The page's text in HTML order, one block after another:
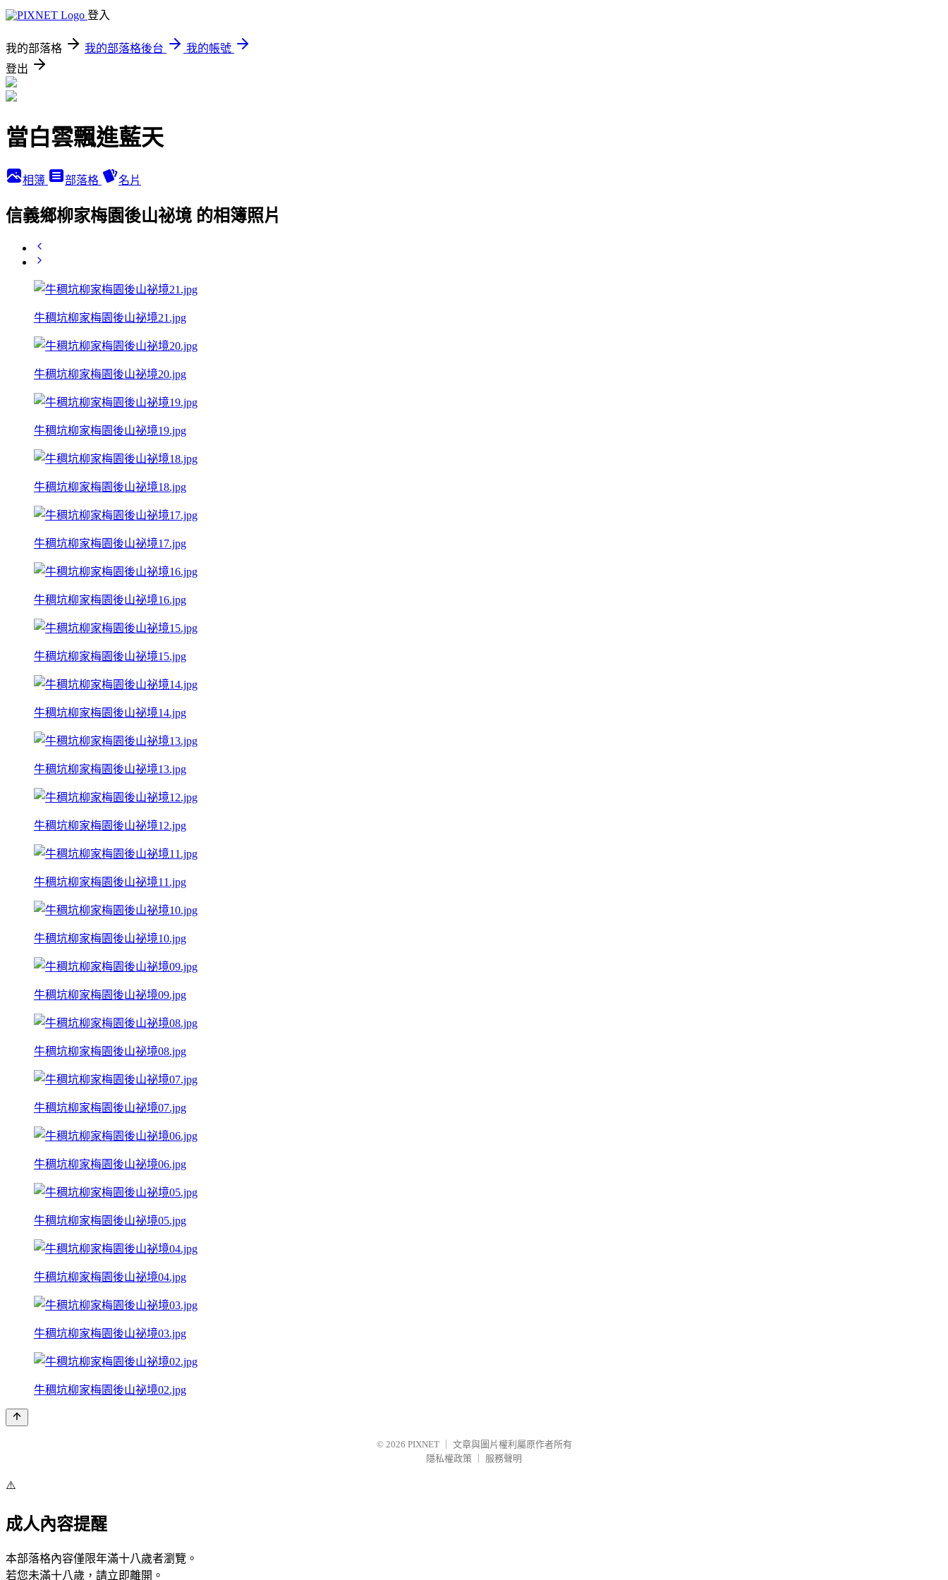
登入
我的部落格 我的部落格後台
我的帳號
登出
當白雲飄進藍天
相簿 部落格 名片
信義鄉柳家梅園後山祕境 的相簿照片
牛稠坑柳家梅園後山祕境21.jpg
牛稠坑柳家梅園後山祕境20.jpg
牛稠坑柳家梅園後山祕境19.jpg
牛稠坑柳家梅園後山祕境18.jpg
牛稠坑柳家梅園後山祕境17.jpg
牛稠坑柳家梅園後山祕境16.jpg
牛稠坑柳家梅園後山祕境15.jpg
牛稠坑柳家梅園後山祕境14.jpg
牛稠坑柳家梅園後山祕境13.jpg
牛稠坑柳家梅園後山祕境12.jpg
牛稠坑柳家梅園後山祕境11.jpg
牛稠坑柳家梅園後山祕境10.jpg
牛稠坑柳家梅園後山祕境09.jpg
牛稠坑柳家梅園後山祕境08.jpg
牛稠坑柳家梅園後山祕境07.jpg
牛稠坑柳家梅園後山祕境06.jpg
牛稠坑柳家梅園後山祕境05.jpg
牛稠坑柳家梅園後山祕境04.jpg
牛稠坑柳家梅園後山祕境03.jpg
牛稠坑柳家梅園後山祕境02.jpg
© 2026 PIXNET
文章與圖片權利屬原作者所有
隱私權政策
服務聲明
⚠️
成人內容提醒
本部落格內容僅限年滿十八歲者瀏覽。
若您未滿十八歲，請立即離開。